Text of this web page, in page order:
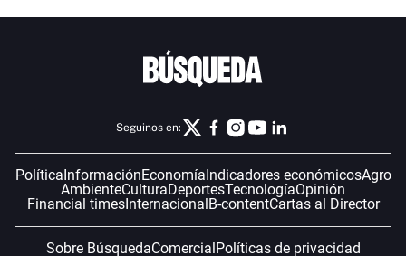
Seguinos en:
PolíticaInformaciónEconomíaIndicadores económicosAgro
AmbienteCulturaDeportesTecnologíaOpinión
Financial timesInternacionalB-contentCartas al Director
Sobre BúsquedaComercialPolíticas de privacidad